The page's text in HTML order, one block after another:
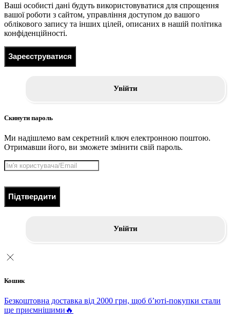
Ваші особисті дані будуть використовуватися для спрощення
вашої роботи з сайтом, управління доступом до вашого
облікового запису та інших цілей, описаних в нашій політика
конфіденційності.
Зареєструватися
Увійти
Скинути пароль
Ми надішлемо вам секретний ключ електронною поштою.
Отримавши його, ви зможете змінити свій пароль.
Підтвердити
Увійти
Кошик
Безкоштовна доставка від 2000 грн, щоб б’юті-покупки стали
ще приємнішими🔥